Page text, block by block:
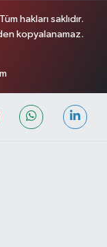
hakları saklıdır.
kopyalanamaz.